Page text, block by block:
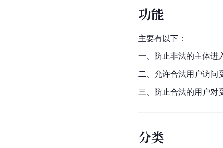
功能
主要有以下：
一、防止非法的主体进
二、允许合法用户访问
三、防止合法的用户对
分类